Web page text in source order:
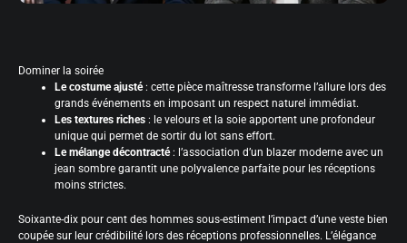
Dominer la soirée
Le costume ajusté: cette pièce maîtresse transforme l’allure lors des
grands événements en imposant un respect naturel immédiat.
Les textures riches : le velours et la soie apportent une profondeur
unique qui permet de sortir du lot sans effort.
Le mélange décontracté: l’association d’un blazer moderne avec un
jean sombre garantit une polyvalence parfaite pour les réceptions
moins strictes.
Soixante-dix pour cent des hommes sous-estiment l’impact d’une veste bien
coupée sur leur crédibilité lors des réceptions professionnelles. L’élégance